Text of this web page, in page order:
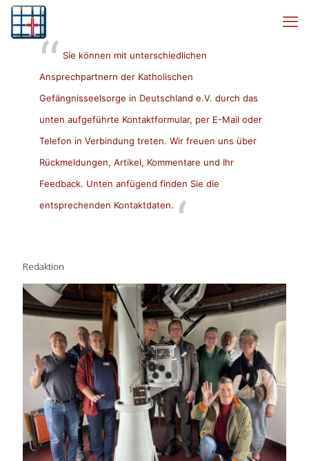
Sie können mit unterschiedlichen
Ansprechpartnern der Katholischen
Gefängnisseelsorge in Deutschland e.V. durch das
unten aufgeführte Kontaktformular, per E-Mail oder
Telefon in Verbindung treten. Wir freuen uns über
Rückmeldungen, Artikel, Kommentare und Ihr
Feedback. Unten anfügend finden Sie die
entsprechenden Kontaktdaten.
Redaktion